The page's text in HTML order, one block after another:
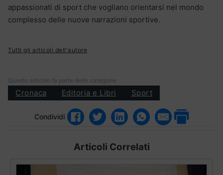
appassionati di sport che vogliano orientarsi nel mondo
complesso delle nuove narrazioni sportive.
Tutti gli articoli dell'autore
Questo articolo fa parte delle categorie:
Cronaca Editoria e Libri Sport
Condividi
Articoli Correlati